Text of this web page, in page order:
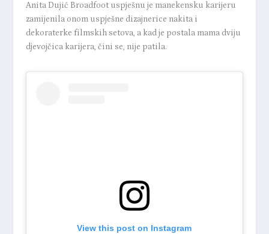
Anita Dujić Broadfoot uspješnu je manekensku karijeru
zamijenila onom uspješne dizajnerice nakita i
dekoraterke filmskih setova, a kad je postala mama dviju
djevojčica karijera, čini se, nije patila.
View this post on Instagram